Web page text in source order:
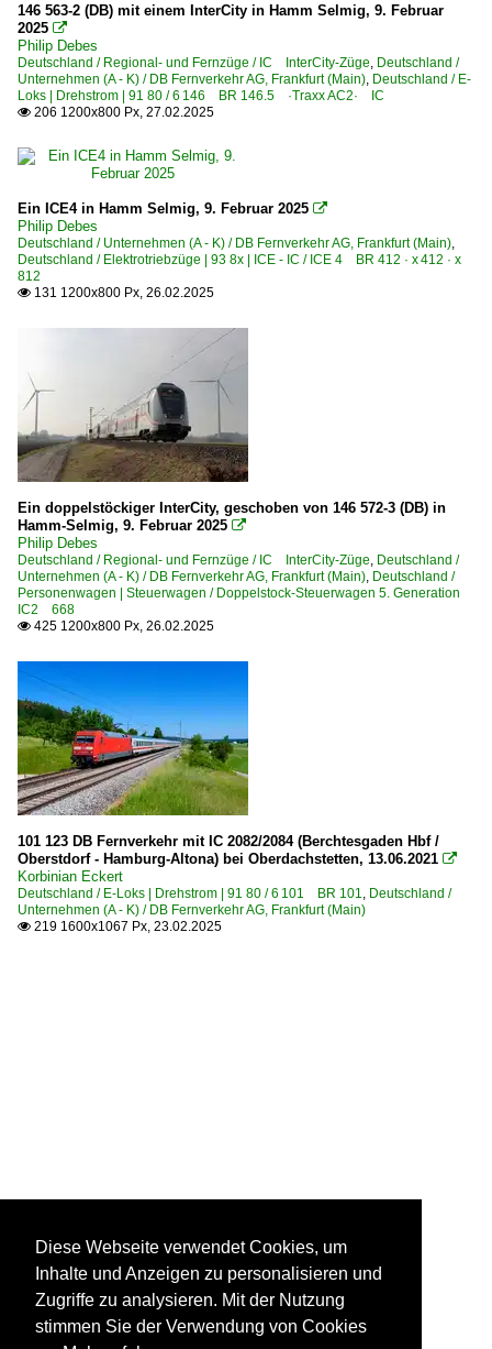
146 563-2 (DB) mit einem InterCity in Hamm Selmig, 9. Februar
2025 
Philip Debes
Deutschland / Regional- und Fernzüge / IC InterCity-Züge, Deutschland /
Unternehmen (A - K) / DB Fernverkehr AG, Frankfurt (Main), Deutschland / E-
Loks | Drehstrom | 91 80 / 6 146 BR 146.5 ·Traxx AC2· IC
 206 1200x800 Px, 27.02.2025
Ein ICE4 in Hamm Selmig, 9. Februar 2025 
Philip Debes
Deutschland / Unternehmen (A - K) / DB Fernverkehr AG, Frankfurt (Main),
Deutschland / Elektrotriebzüge | 93 8x | ICE - IC / ICE 4 BR 412 · x 412 · x
812
 131 1200x800 Px, 26.02.2025
Ein doppelstöckiger InterCity, geschoben von 146 572-3 (DB) in
Hamm-Selmig, 9. Februar 2025 
Philip Debes
Deutschland / Regional- und Fernzüge / IC InterCity-Züge, Deutschland /
Unternehmen (A - K) / DB Fernverkehr AG, Frankfurt (Main), Deutschland /
Personenwagen | Steuerwagen / Doppelstock-Steuerwagen 5. Generation
IC2 668
 425 1200x800 Px, 26.02.2025
101 123 DB Fernverkehr mit IC 2082/2084 (Berchtesgaden Hbf /
Oberstdorf - Hamburg-Altona) bei Oberdachstetten, 13.06.2021 
Korbinian Eckert
Deutschland / E-Loks | Drehstrom | 91 80 / 6 101 BR 101, Deutschland /
Unternehmen (A - K) / DB Fernverkehr AG, Frankfurt (Main)
 219 1600x1067 Px, 23.02.2025
Diese Webseite verwendet Cookies, um
Inhalte und Anzeigen zu personalisieren und
Zugriffe zu analysieren. Mit der Nutzung
stimmen Sie der Verwendung von Cookies